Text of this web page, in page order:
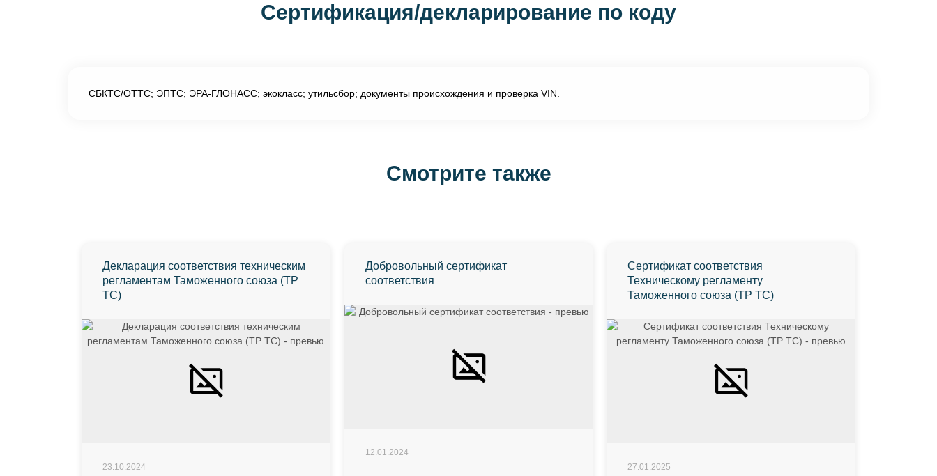
Сертификация/декларирование по коду
СБКТС/ОТТС; ЭПТС; ЭРА-ГЛОНАСС; экокласс; утильсбор; документы происхождения и проверка VIN.
Смотрите также
Декларация соответствия техническим
регламентам Таможенного союза (ТР
ТС)
23.10.2024
Добровольный сертификат
соответствия
12.01.2024
Сертификат соответствия
Техническому регламенту
Таможенного союза (ТР ТС)
27.01.2025